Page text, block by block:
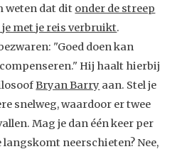
weten dat dit onder de streep
met je reis verbruikt.
"Goed doen kan
Hij haalt hierbij
Bryan Barry aan. Stel je
snelweg, waardoor er twee
Mag je dan één keer per
neerschieten? Nee,